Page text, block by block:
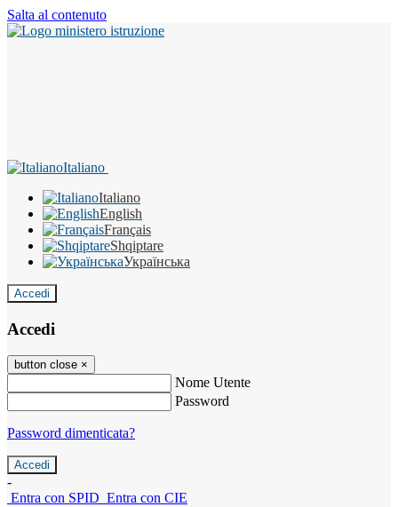
Salta al contenuto
Italiano
Italiano
English
Français
Shqiptare
Українська
Accedi
Accedi
button close ×
Nome Utente
Password
Password dimenticata?
-
Entra con SPID Entra con CIE